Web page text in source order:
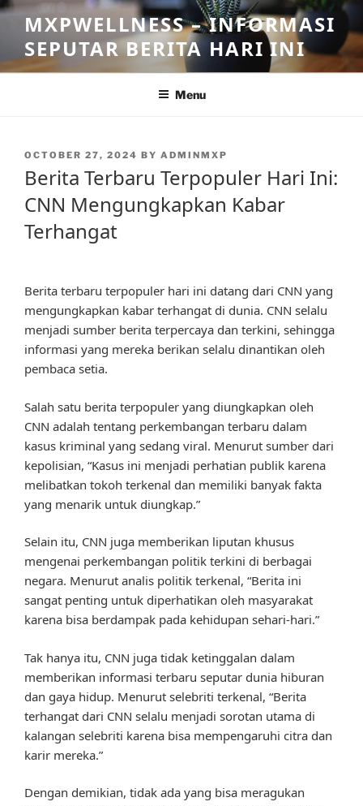
Skip
content
MXPWELLNESS – INFORMASI
SEPUTAR BERITA HARI INI
Menu
POSTED
OCTOBER 27, 2024 BY ADMINMXP
Berita Terbaru Terpopuler Hari Ini:
CNN Mengungkapkan Kabar
Terhangat
Berita terbaru terpopuler hari ini datang dari CNN yang
mengungkapkan kabar terhangat di dunia. CNN selalu
menjadi sumber berita terpercaya dan terkini, sehingga
informasi yang mereka berikan selalu dinantikan oleh
pembaca setia.
Salah satu berita terpopuler yang diungkapkan oleh
CNN adalah tentang perkembangan terbaru dalam
kasus kriminal yang sedang viral. Menurut sumber dari
kepolisian, “Kasus ini menjadi perhatian publik karena
melibatkan tokoh terkenal dan memiliki banyak fakta
yang menarik untuk diungkap.”
Selain itu, CNN juga memberikan liputan khusus
mengenai perkembangan politik terkini di berbagai
negara. Menurut analis politik terkenal, “Berita ini
sangat penting untuk diperhatikan oleh masyarakat
karena bisa berdampak pada kehidupan sehari-hari.”
Tak hanya itu, CNN juga tidak ketinggalan dalam
memberikan informasi terbaru seputar dunia hiburan
dan gaya hidup. Menurut selebriti terkenal, “Berita
terhangat dari CNN selalu menjadi sorotan utama di
kalangan selebriti karena bisa mempengaruhi citra dan
karir mereka.”
Dengan demikian, tidak ada yang bisa meragukan